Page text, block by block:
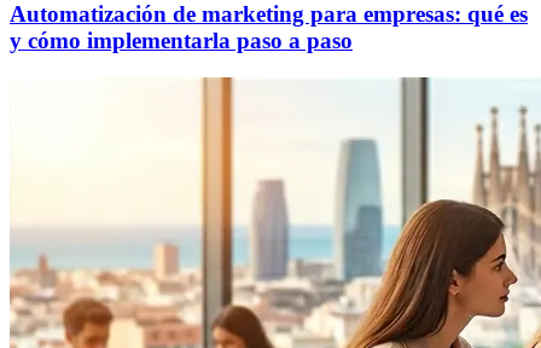
Automatización de marketing para empresas: qué es
y cómo implementarla paso a paso